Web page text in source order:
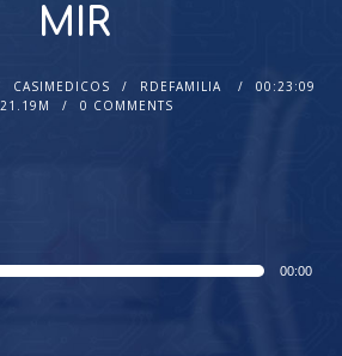
MIR
CASIMEDICOS RDEFAMILIA
00:23:09
21.19M
0 COMMENTS
00:00